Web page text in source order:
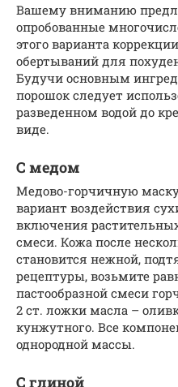
Вашему вниманию
опробованные
этого варианта
обертываний для
Будучи основным
порошок следует
разведенном водой до
виде.
С медом
Медово-горчичную
вариант воздействия
включения
смеси. Кожа после
становится нежной,
рецептуры, возьмите
пастообразной смеси
2 ст. ложки масла –
кунжутного. Все
однородной массы.
С глиной